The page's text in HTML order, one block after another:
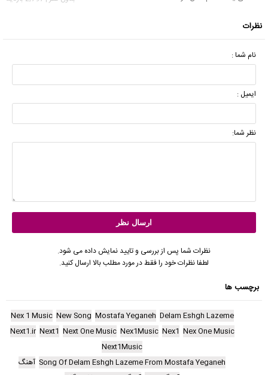
نظرات
نام شما :
ایمیل :
نظر شما:
نظرات شما پس از بررسی و تایید نمایش داده می شود.
لطفا نظرات خود را فقط در مورد مطلب بالا ارسال کنید.
برچسب ها
Delam Eshgh Lazeme
Mostafa Yeganeh
New Song
Nex 1 Music
Nex One Music
Nex1
Nex1Music
Next One Music
Next1
Next1.ir
Next1Music
Song Of Delam Eshgh Lazeme From Mostafa Yeganeh آهنگ